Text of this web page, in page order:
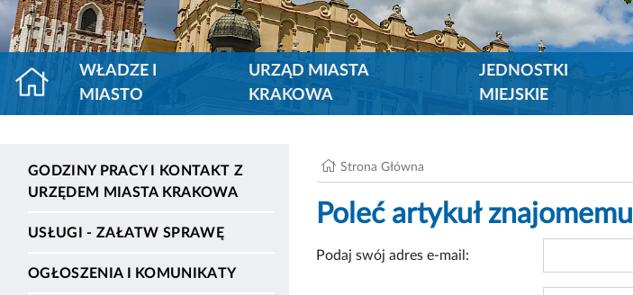
WŁADZE I
MIASTO
URZĄD MIASTA
KRAKOWA
JEDNOSTKI
MIEJSKIE
GODZINY PRACY I KONTAKT Z
URZĘDEM MIASTA KRAKOWA
USŁUGI - ZAŁATW SPRAWĘ
OGŁOSZENIA I KOMUNIKATY
Strona Główna
Poleć artykuł znajomemu
Podaj swój adres e-mail: